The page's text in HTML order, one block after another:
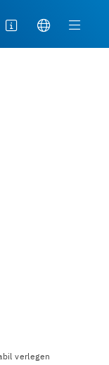
verlegen